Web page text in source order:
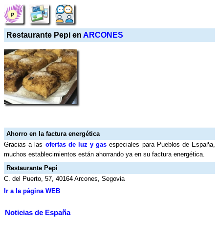
Restaurante Pepi en ARCONES
Ahorro en la factura energética
Gracias a las ofertas de luz y gas especiales para Pueblos de España,
muchos establecimientos están ahorrando ya en su factura energética.
Restaurante Pepi
C. del Puerto, 57, 40164 Arcones, Segovia
Ir a la página WEB
Noticias de España